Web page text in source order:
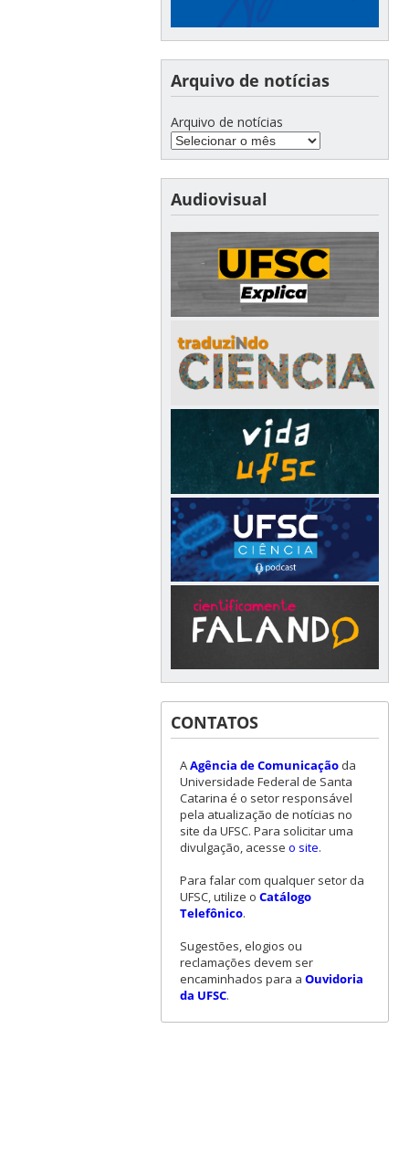
Arquivo de notícias
Arquivo de notícias
Audiovisual
CONTATOS
AAgência de Comunicaçãoda
Universidade Federal de Santa
Catarina é o setor responsável
pela atualização de notícias no
site da UFSC. Para solicitar uma
divulgação, acesse o site.
Para falar com qualquer setor da
UFSC, utilize o Catálogo
Telefônico.
Sugestões, elogios ou
reclamações devem ser
encaminhados para a Ouvidoria
da UFSC.